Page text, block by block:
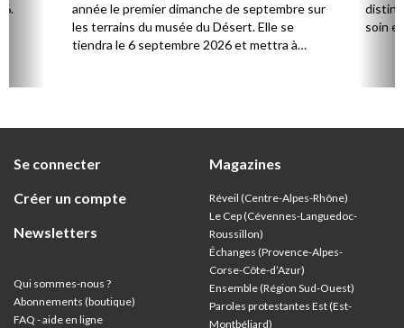
année le premier dimanche de septembre sur
les terrains du musée du Désert. Elle se
tiendra le 6 septembre 2026 et mettra à
soin
Se connecter
Créer un compte
Newsletters
Qui sommes-nous ?
Abonnements (boutique)
FAQ - aide en ligne
Magazines
Réveil (Centre-Alpes-Rhône)
Le Cep (Cévennes-Languedoc-
Roussillon)
Échanges (Provence-Alpes-
Corse-Côte-d’Azur)
Ensemble (Région Sud-Ouest)
Paroles protestantes Est (Est-
Montbéliard)